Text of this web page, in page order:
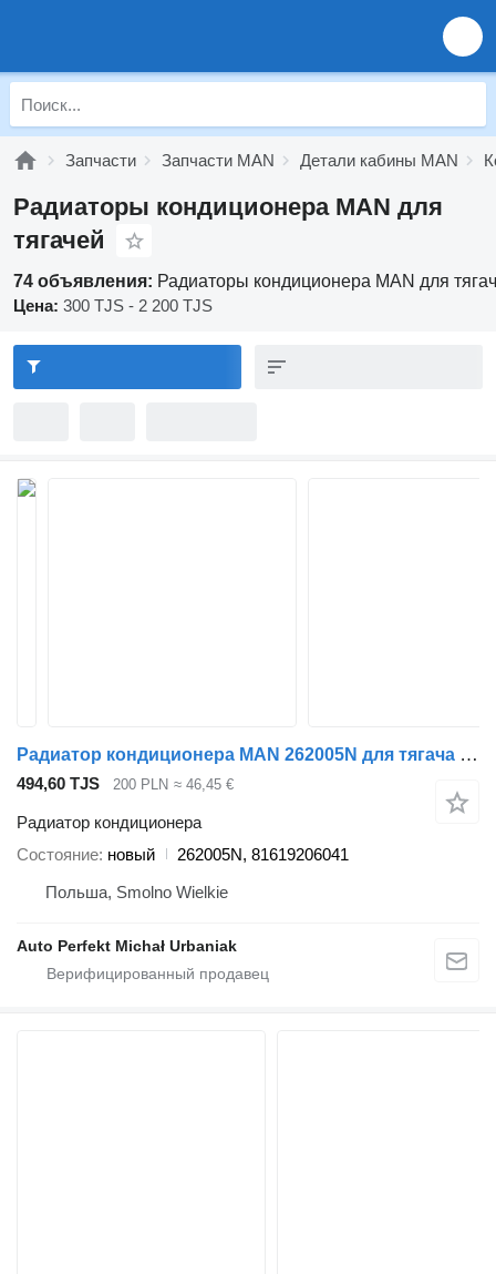
Запчасти Запчасти MAN Детали кабины MAN
Радиаторы кондиционера MAN для
тягачей
74 объявления: Радиаторы кондиционера MAN для
Цена: 300 TJS - 2 200 TJS
Радиатор кондиционера MAN 262005N для тягача MAN
494,60 TJS 200 PLN ≈ 46,45 €
Радиатор кондиционера
Состояние новый
262005N, 81619206041
Польша, Smolno Wielkie
Auto Perfekt Michał Urbaniak